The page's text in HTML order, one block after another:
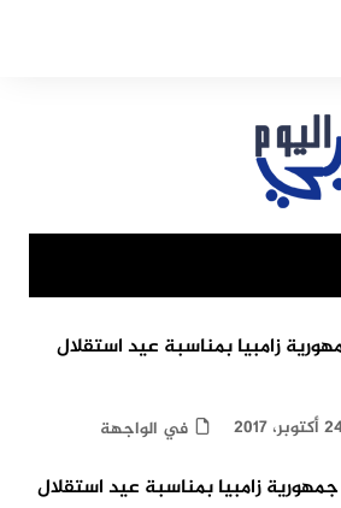
زامبيا بمناسبة عيد استقلال
2017 في الواجهة